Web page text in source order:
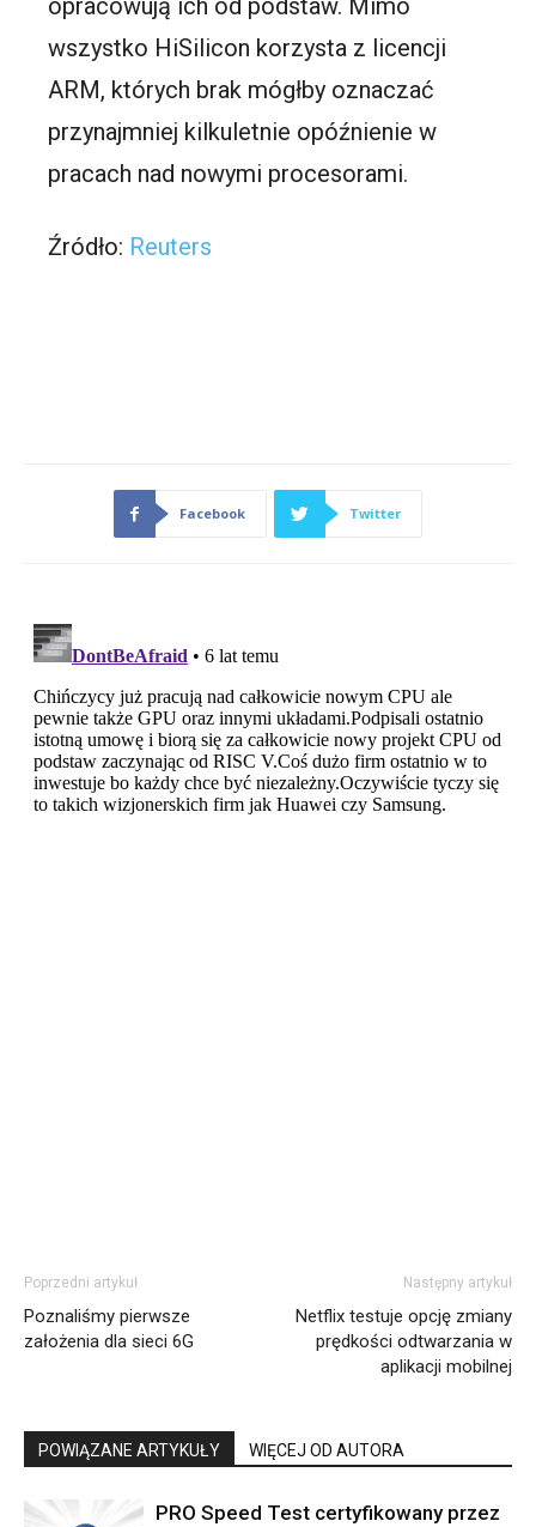
opracowują ich od podstaw. Mimo
wszystko HiSilicon korzysta z licencji
ARM, których brak mógłby oznaczać
przynajmniej kilkuletnie opóźnienie w
pracach nad nowymi procesorami.
Źródło: Reuters
Facebook Twitter
Poprzedni artykuł
Poznaliśmy pierwsze
założenia dla sieci 6G
Następny artykuł
Netflix testuje opcję zmiany
prędkości odtwarzania w
aplikacji mobilnej
POWIĄZANE ARTYKUŁY WIĘCEJ OD AUTORA
PRO Speed Test certyfikowany przez